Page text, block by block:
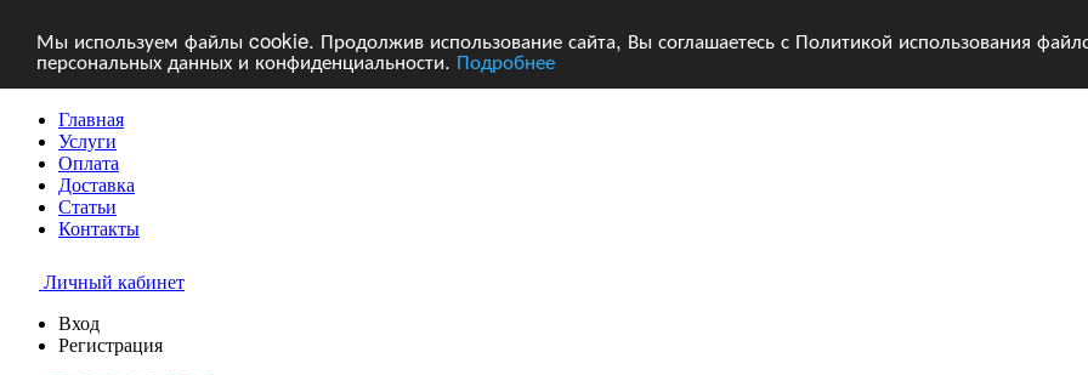
Мы используем файлы cookie. Продолжив использование сайта, Вы соглашаетесь с Политикой использования
персональных данных и конфиденциальности. Подробнее
Главная
Услуги
Оплата
Доставка
Статьи
Контакты
Личный кабинет
Вход
Регистрация